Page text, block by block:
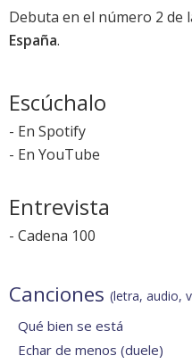
Debuta en el número 2 de
España.
Escúchalo
- En Spotify
- En YouTube
Entrevista
- Cadena 100
Canciones (letra, audio,
Qué bien se está
Echar de menos (duele)